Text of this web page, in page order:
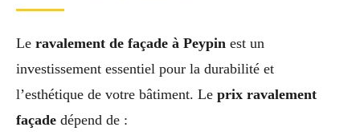
Le ravalement de façade à Peypin est un
investissement essentiel pour la durabilité et
l’esthétique de votre bâtiment. Le prix ravalement
façade dépend de :